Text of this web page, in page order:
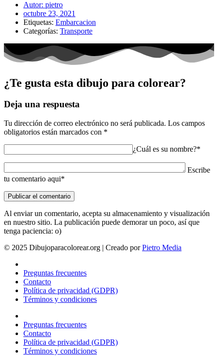
Autor: pietro
octubre 23, 2021
Etiquetas: Embarcacion
Categorías: Transporte
¿Te gusta esta dibujo para colorear?
Deja una respuesta
Tu dirección de correo electrónico no será publicada. Los campos
obligatorios están marcados con *
¿Cuál es su nombre?*
Escribe
tu comentario aqui*
Al enviar un comentario, acepta su almacenamiento y visualización
en nuestro sitio. La publicación puede demorar un poco, así que
tenga paciencia: o)
© 2025 Dibujoparacolorear.org | Creado porPietro Media
Preguntas frecuentes
Contacto
Política de privacidad (GDPR)
Términos y condiciones
Preguntas frecuentes
Contacto
Política de privacidad (GDPR)
Términos y condiciones